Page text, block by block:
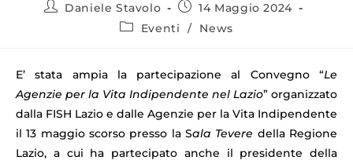
Daniele Stavolo
14 Maggio 2024
Eventi
/ News
E’ stata ampia la partecipazione al Convegno “Le
Agenzie per la Vita Indipendente nel Lazio” organizzato
dalla FISH Lazio e dalle Agenzie per la Vita Indipendente
il 13 maggio scorso presso la Sala Tevere della Regione
Lazio, a cui ha partecipato anche il presidente della